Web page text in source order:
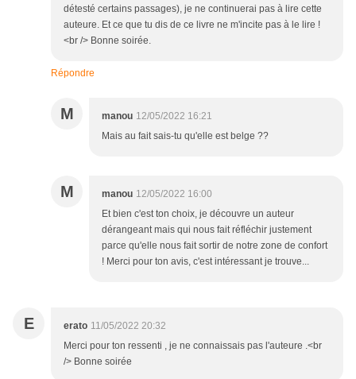
détesté certains passages), je ne continuerai pas à lire cette
auteure. Et ce que tu dis de ce livre ne m'incite pas à le lire !
<br /> Bonne soirée.
Répondre
M manou 12/05/2022 16:21
Mais au fait sais-tu qu'elle est belge ??
M manou 12/05/2022 16:00
Et bien c'est ton choix, je découvre un auteur
dérangeant mais qui nous fait réfléchir justement
parce qu'elle nous fait sortir de notre zone de confort
! Merci pour ton avis, c'est intéressant je trouve...
E erato 11/05/2022 20:32
Merci pour ton ressenti , je ne connaissais pas l'auteure .<br
/> Bonne soirée